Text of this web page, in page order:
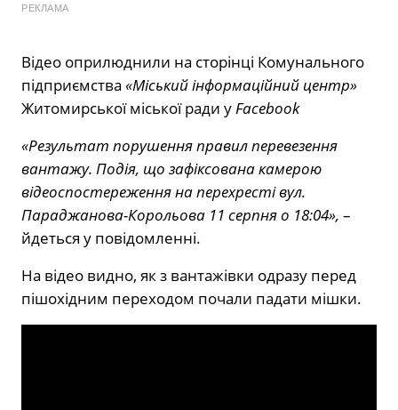
РЕКЛАМА
Відео оприлюднили на сторінці Комунального
підприємства «Міський інформаційний центр»
Житомирської міської ради у Facebook
«Результат порушення правил перевезення
вантажу. Подія, що зафіксована камерою
відеоспостереження на перехресті вул.
Параджанова-Корольова 11 серпня о 18:04», –
йдеться у повідомленні.
На відео видно, як з вантажівки одразу перед
пішохідним переходом почали падати мішки.